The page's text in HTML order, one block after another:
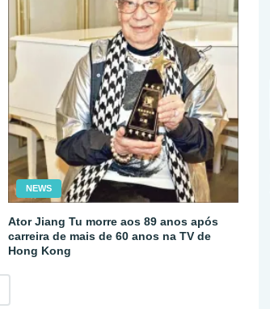
NEWS
Ator Jiang Tu morre aos 89 anos após
carreira de mais de 60 anos na TV de
Hong Kong